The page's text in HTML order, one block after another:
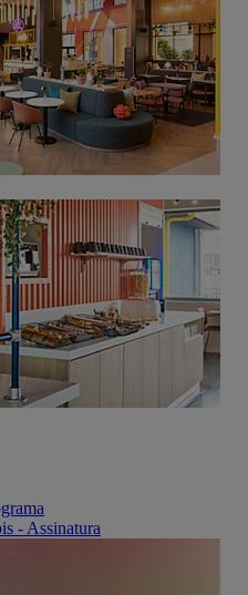
- Assinatura